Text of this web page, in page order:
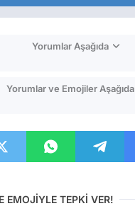
Yorumlar Aşağıda
Yorumlar ve Emojiler Aşağıda
EMOJİYLE TEPKİ VER!